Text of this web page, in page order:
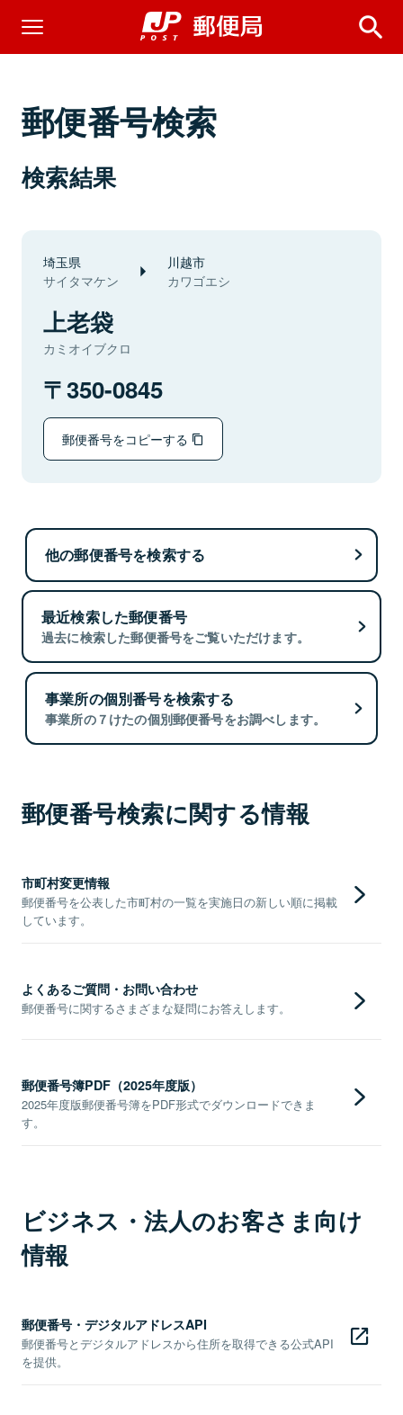
郵便番号検索
検索結果
埼玉県
サイタマケン
川越市
カワゴエシ
上老袋
カミオイブクロ
350-0845
郵便番号をコピーする
他の郵便番号を検索する
最近検索した郵便番号
過去に検索した郵便番号をご覧いただけます。
事業所の個別番号を検索する
事業所の７けたの個別郵便番号をお調べします。
郵便番号検索に関する情報
市町村変更情報
郵便番号を公表した市町村の一覧を実施日の新しい順に掲載
しています。
よくあるご質問・お問い合わせ
郵便番号に関するさまざまな疑問にお答えします。
郵便番号簿PDF（2025年度版）
2025年度版郵便番号簿をPDF形式でダウンロードできま
す。
ビジネス・法人のお客さま向け
情報
郵便番号・デジタルアドレスAPI
郵便番号とデジタルアドレスから住所を取得できる公式API
を提供。